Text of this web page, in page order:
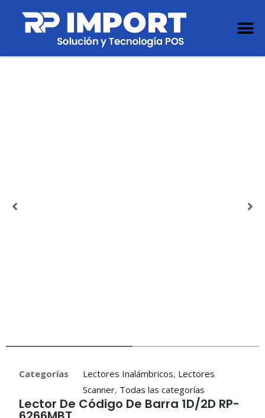
Categorías Lectores Inalámbricos, Lectores
Scanner, Todas las categorías
Lector De Código De Barra 1D/2D RP-